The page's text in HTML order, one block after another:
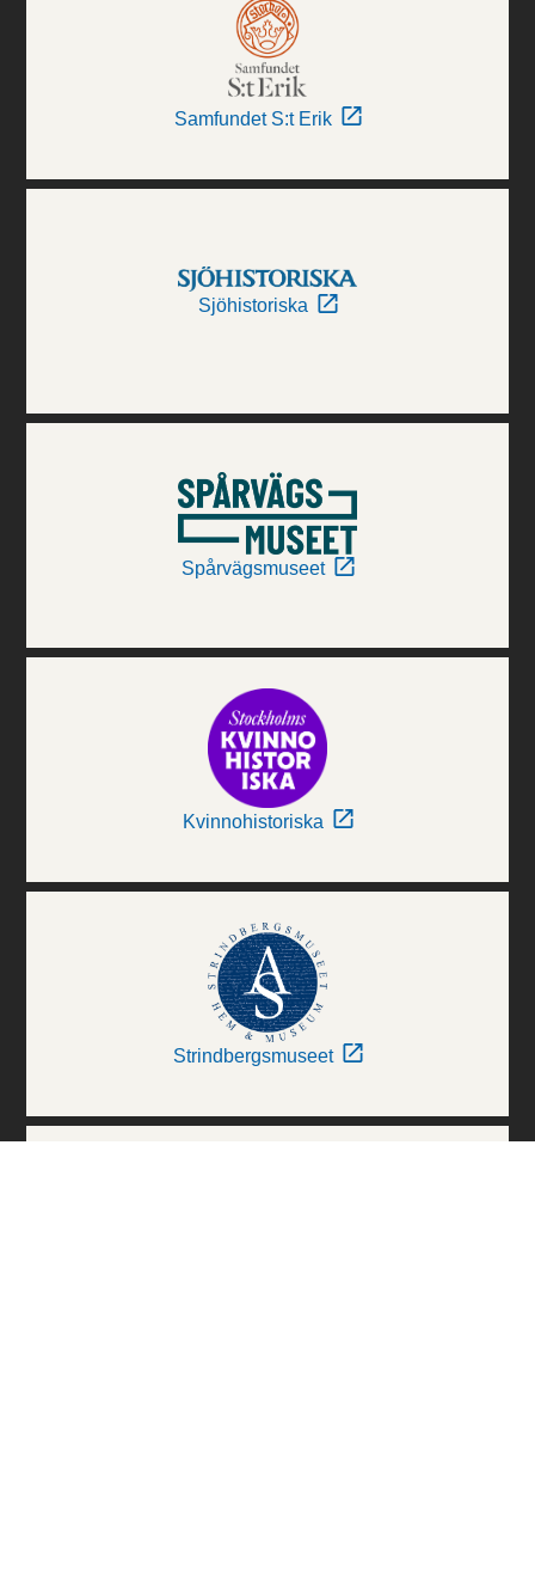
Samfundet S:t Erik
Sjöhistoriska
Spårvägsmuseet
Kvinnohistoriska
Strindbergsmuseet